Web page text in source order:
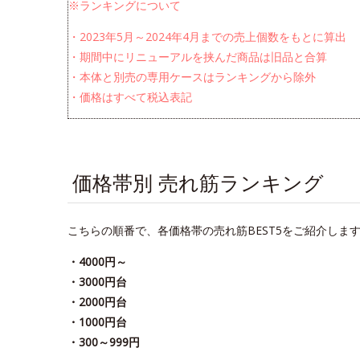
※ランキングについて
・2023年5月～2024年4月までの売上個数をもとに算出
・期間中にリニューアルを挟んだ商品は旧品と合算
・本体と別売の専用ケースはランキングから除外
・価格はすべて税込表記
価格帯別 売れ筋ランキング
こちらの順番で、各価格帯の売れ筋BEST5をご紹介しま
・4000円～
・3000円台
・2000円台
・1000円台
・300～999円